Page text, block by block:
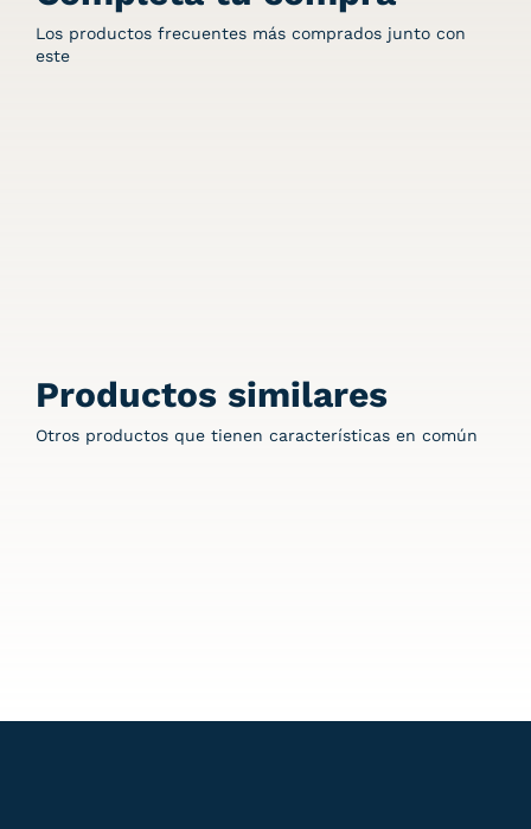
Los productos frecuentes más comprados junto con
este
Productos similares
Otros productos que tienen características en común